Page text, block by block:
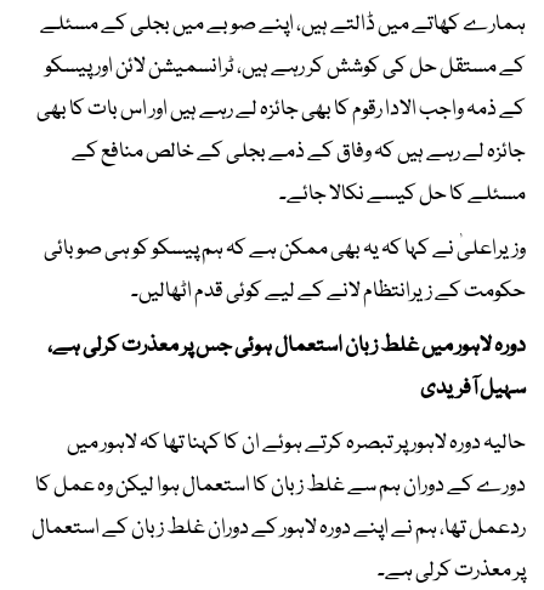
ہمارے کھاتے میں ڈالتے ہیں، اپنے صوبے میں بجلی کے مسئلے
کے مستقل حل کی کوشش کر رہے ہیں، ٹرانسمیشن لائن اور پیسکو
کے ذمہ واجب الادا رقوم کا بھی جائزہ لے رہے ہیں اور اس بات کا بھی
جائزہ لے رہے ہیں کہ وفاق کے ذمے بجلی کے خالص منافع کے
مسئلے کا حل کیسے نکالا جائے۔
وزیراعلیٰ نے کہا کہ یہ بھی ممکن ہے کہ ہم پیسکو کو ہی صوبائی
حکومت کے زیرانتظام لانے کے لیے کوئی قدم اٹھالیں۔
دورہ لاہور میں غلط زبان استعمال ہوئی جس پر معذرت کرلی ہے،
سہیل آفریدی
حالیہ دورہ لاہور پر تبصرہ کرتے ہوئے ان کا کہنا تھا کہ لاہور میں
دورے کے دوران ہم سے غلط زبان کا استعمال ہوا لیکن وہ عمل کا
ردعمل تھا، ہم نے اپنے دورہ لاہور کے دوران غلط زبان کے استعمال
پر معذرت کرلی ہے۔